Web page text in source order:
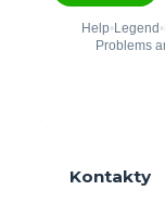
Kontakty